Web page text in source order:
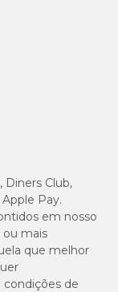
Diners Club,
Pay.
em nosso
ou mais
que melhor
condições de